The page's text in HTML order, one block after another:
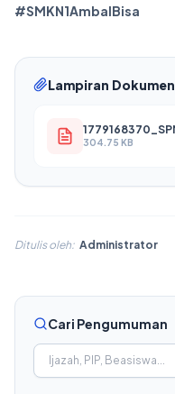
#SMKN1AmbalBisa
Lampiran Dokumen
304.75 KB
Ditulis oleh: Administrator
Cari Pengumuman